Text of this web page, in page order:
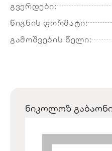
გვერდები:
წიგნის ფორმატი:
გამოშვების წელი:
ნიკოლოზ